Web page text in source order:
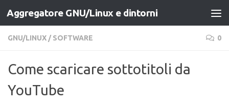
Salta al contenuto
Aggregatore GNU/Linux e dintorni
GNU/LINUX / SOFTWARE 0
Come scaricare sottotitoli da
YouTube